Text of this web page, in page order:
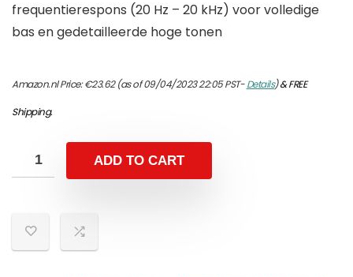
frequentierespons (20 Hz – 20 kHz) voor volledige
bas en gedetailleerde hoge tonen
Amazon.nl Price:€23.62(as of 09/04/2023 22:05 PST-Details)&FREE
Shipping.
ADD TO CART